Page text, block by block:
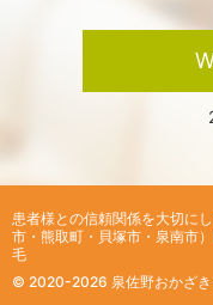
© 2020-2026 泉佐野おかざき
患者様との信頼関係を大切にし
市・熊取町・貝塚市・泉南市
毛